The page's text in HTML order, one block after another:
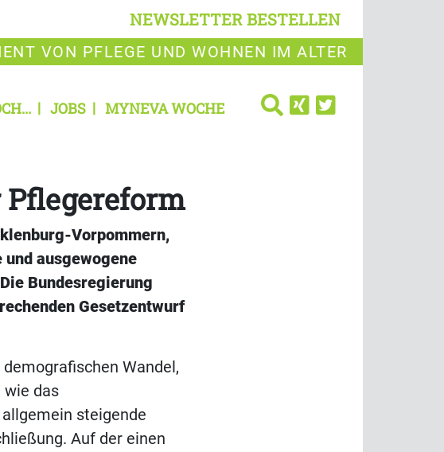
NEWSLETTER BESTELLEN
VON PFLEGE UND WOHNEN IM ALTER
JOBS MYNEVA WOCHE
Vorpommern,
ausgewogene
Bundesregierung
Gesetzentwurf
Wandel,
wie das
steigende
Auf der einen